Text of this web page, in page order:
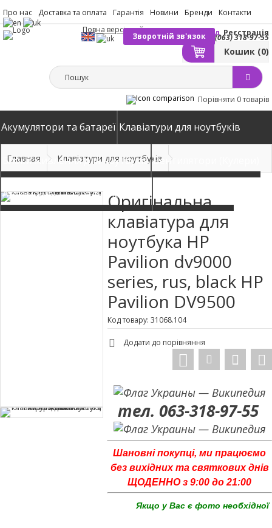
Про нас Доставка та оплата Гарантія Новини Бренди Контакти
(063) 318-97-55
Зворотній зв'язокВхід Реєстрація
Кошик (0)
Повна версія сайту
Порівняти 0 товарів
Акумулятори та батареї Клавіатури для ноутбуків
Блоки живлення для ноутбуків Вентилятори (Кулери)
Автомобільні зарядні пристрої
Главная Клавіатури для ноутбуків
Оригінальна
клавіатура для
ноутбука HP
Pavilion dv9000
series, rus, black HP
Pavilion DV9500
Код товару: 31068.104
Додати до порівняння
тел. 063-318-97-55
Шановні покупці, ми працюємо
без вихідних та святкових днів
ЩОДЕННО з 9:00 до 21:00
Якщо у Вас є фото необхідної